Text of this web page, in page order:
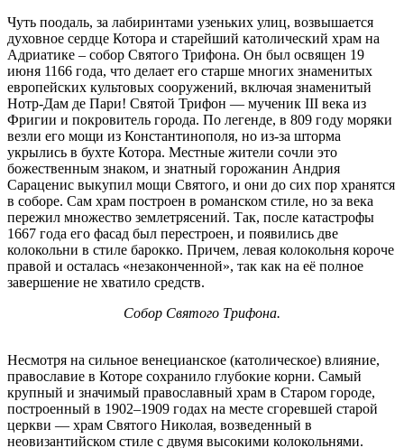
Чуть поодаль, за лабиринтами узеньких улиц, возвышается
духовное сердце Котора и старейший католический храм на
Адриатике – собор Святого Трифона. Он был освящен 19
июня 1166 года, что делает его старше многих знаменитых
европейских культовых сооружений, включая знаменитый
Нотр-Дам де Пари! Святой Трифон — мученик III века из
Фригии и покровитель города. По легенде, в 809 году моряки
везли его мощи из Константинополя, но из-за шторма
укрылись в бухте Котора. Местные жители сочли это
божественным знаком, и знатный горожанин Андрия
Сараценис выкупил мощи Святого, и они до сих пор хранятся
в соборе. Сам храм построен в романском стиле, но за века
пережил множество землетрясений. Так, после катастрофы
1667 года его фасад был перестроен, и появились две
колокольни в стиле барокко. Причем, левая колокольня короче
правой и осталась «незаконченной», так как на её полное
завершение не хватило средств.
Собор Святого Трифона.
Несмотря на сильное венецианское (католическое) влияние,
православие в Которе сохранило глубокие корни. Самый
крупный и значимый православный храм в Старом городе,
построенный в 1902–1909 годах на месте сгоревшей старой
церкви — храм Святого Николая, возведенный в
неовизантийском стиле с двумя высокими колокольнями.